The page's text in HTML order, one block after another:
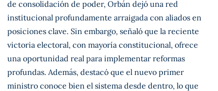
de consolidación de poder, Orbán dejó una red
institucional profundamente arraigada con aliados en
posiciones clave. Sin embargo, señaló que la reciente
victoria electoral, con mayoría constitucional, ofrece
una oportunidad real para implementar reformas
profundas. Además, destacó que el nuevo primer
ministro conoce bien el sistema desde dentro, lo que